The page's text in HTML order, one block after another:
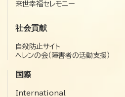
来世幸福セレモニー
社会貢献
自殺防止サイト
ヘレンの会（障害者の活動支援）
国際
International